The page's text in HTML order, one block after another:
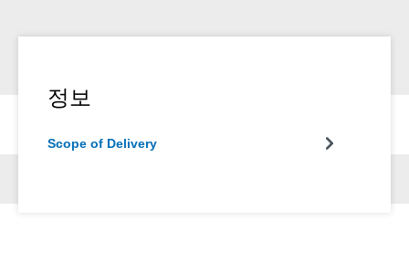
정보
Scope of Delivery